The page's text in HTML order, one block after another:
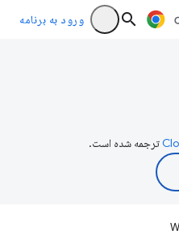
ورود به برنامه
ترجمه شده است.